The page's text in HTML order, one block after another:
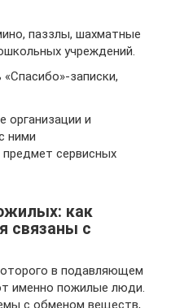
паззлы, шахматные
учреждений.
записки,
организации и
ними
сервисных
как
связаны с
в подавляющем
именно пожилые люди.
с обменом веществ,